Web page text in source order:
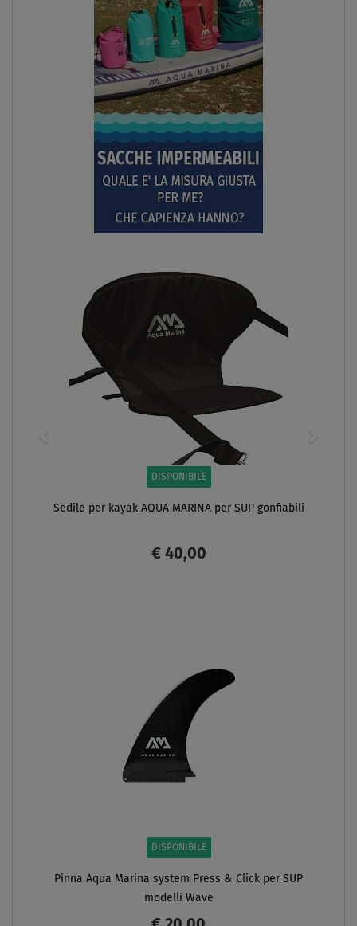
DISPONIBILE
Sedile per kayak AQUA MARINA per SUP gonfiabili
€ 40,00
DISPONIBILE
Pinna Aqua Marina system Press & Click per SUP
modelli Wave